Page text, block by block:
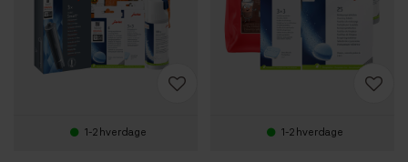
1-2 hverdage 1-2 hverdage